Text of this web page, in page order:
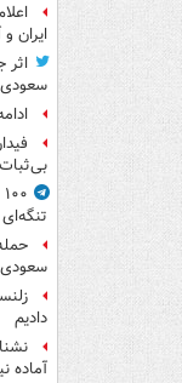
ایران و
اثر
سعودی
دادیم
آماده